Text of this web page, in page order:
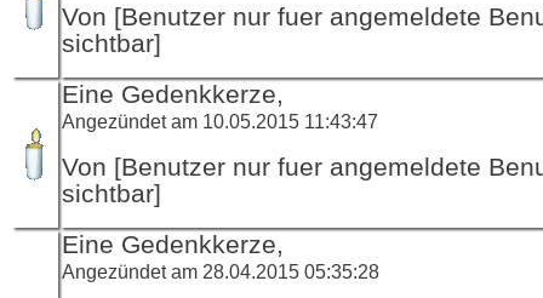
Von [Benutzer nur fuer angemeldete
sichtbar]
Eine Gedenkkerze,
Angezündet am 10.05.2015 11:43:47
Von [Benutzer nur fuer angemeldete
sichtbar]
Eine Gedenkkerze,
Angezündet am 28.04.2015 05:35:28